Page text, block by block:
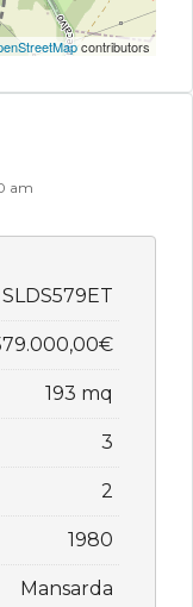
contributors
am
SLDS579ET
193 mq
3
2
1980
Mansarda